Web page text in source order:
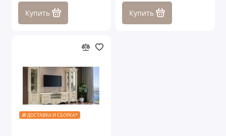
Купить Купить
🎁 ДОСТАВКА И СБОРКА*